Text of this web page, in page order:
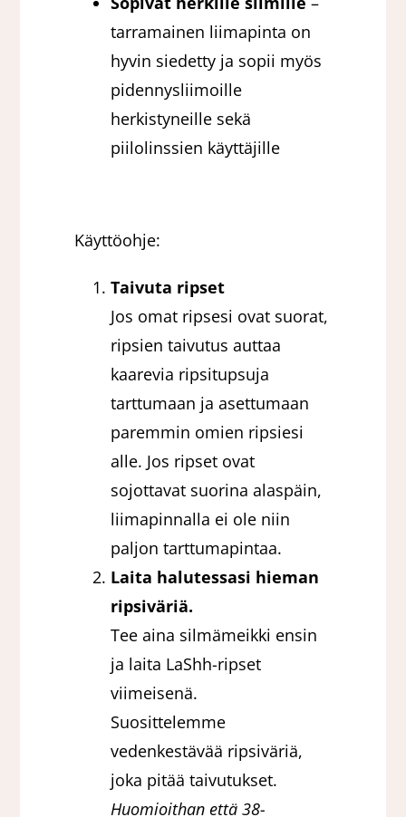
tarramainen liimapinta on
hyvin siedetty ja sopii myös
pidennysliimoille
herkistyneille sekä
piilolinssien käyttäjille
Käyttöohje:
Taivuta ripset
Jos omat ripsesi ovat suorat,
ripsien taivutus auttaa
kaarevia ripsitupsuja
tarttumaan ja asettumaan
paremmin omien ripsiesi
alle. Jos ripset ovat
sojottavat suorina alaspäin,
liimapinnalla ei ole niin
paljon tarttumapintaa.
Laita halutessasi hieman
ripsiväriä.
Tee aina silmämeikki ensin
ja laita LaShh-ripset
viimeisenä.
Suosittelemme
vedenkestävää ripsiväriä,
joka pitää taivutukset.
Huomioithan että 38-